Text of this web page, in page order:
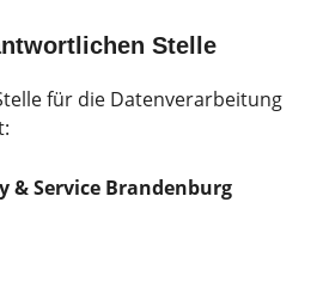
Stelle
für die Datenverarbeitung
& Service Brandenburg